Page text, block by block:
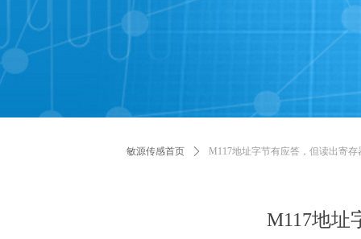
M117地址
敏源传感首页 ꄲ M117地址字节有应答，但读出寄